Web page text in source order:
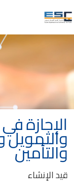
الإجازة
والتمويل
والتأمين
قيد الإنشاء